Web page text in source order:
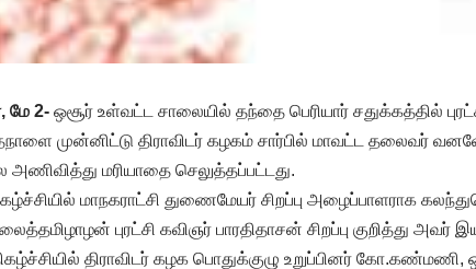
மே 2- ஒசூர் உள்வட்ட சாலையில் தந்தை பெரியார் சதுக்கத்தில்
முன்னிட்டு திராவிடர் கழகம் சார்பில் மாவட்ட தலைவர்
அணிவித்து மரியாதை செலுத்தப்பட்டது.
மாநகராட்சி துணைமேயர் சிறப்பு அழைப்பாளராக
புரட்சி கவிஞர் பாரதிதாசன் சிறப்பு குறித்து அவர்
திராவிடர் கழக பொதுக்குழு உறுப்பினர் கோ.கண்மணி,